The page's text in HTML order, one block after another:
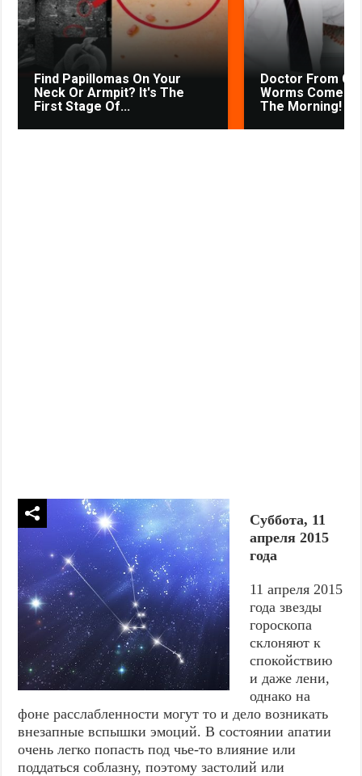
n
i
Find Papillomas On Your
Neck Or Armpit? It's The
First Stage Of...
Doctor From
Worms Come
The Morning!
Суббота, 11
апреля 2015
года
11 апреля 2015
года звезды
гороскопа
склоняют к
спокойствию
и даже лени,
однако на
фоне расслабленности могут то и дело возникать
внезапные вспышки эмоций. В состоянии апатии
очень легко попасть под чье-то влияние или
поддаться соблазну, поэтому застолий или